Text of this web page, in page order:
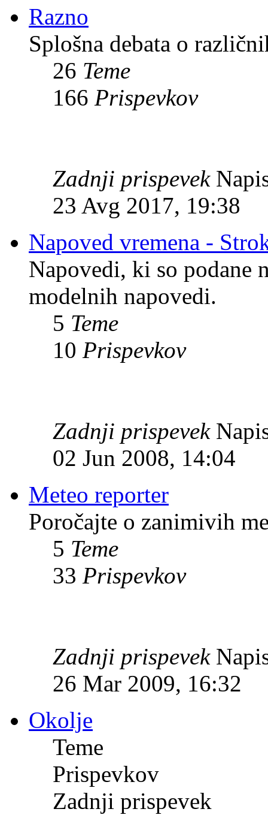
Razno
Splošna debata o
26 Teme
166 Prispevkov
Zadnji prispevek
23 Avg 2017, 19:38
Napoved vremena -
Napovedi, ki so podane
modelnih napovedi.
5 Teme
10 Prispevkov
Zadnji prispevek
02 Jun 2008, 14:04
Meteo reporter
Poročajte o zanimivih
5 Teme
33 Prispevkov
Zadnji prispevek
26 Mar 2009, 16:32
Okolje
Teme
Prispevkov
Zadnji prispevek